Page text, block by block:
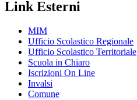
Link Esterni
MIM
Ufficio Scolastico Regionale
Ufficio Scolastico Territoriale
Scuola in Chiaro
Iscrizioni On Line
Invalsi
Comune